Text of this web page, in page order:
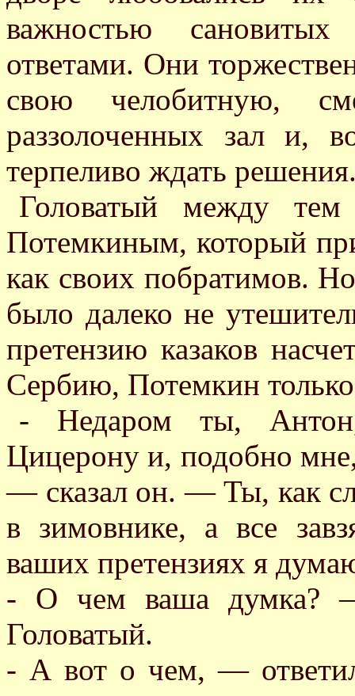
важностью
ответами. Они
свою челобитную,
раззолоченных зал и,
терпеливо ждать
Головатый между
Потемкиным, который
как своих побратимов.
было далеко не
претензию казаков
Сербию, Потемкин
- Недаром ты,
Цицерону и, подобно
— сказал он. — Ты, как
в зимовнике, а все
ваших претензиях я
- О чем ваша думка? —
Головатый.
- А вот о чем, —